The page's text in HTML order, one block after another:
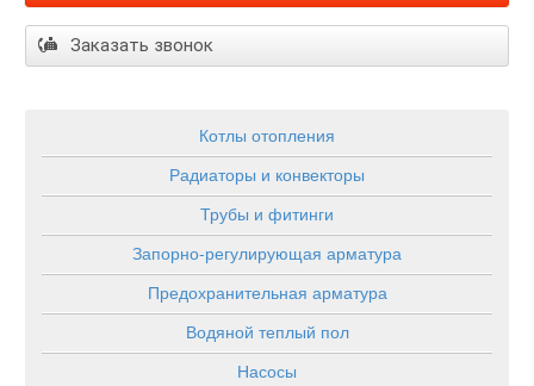
Заказать звонок
Котлы отопления
Радиаторы и конвекторы
Трубы и фитинги
Запорно-регулирующая арматура
Предохранительная арматура
Водяной теплый пол
Насосы